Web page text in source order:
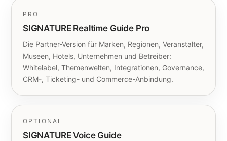
PRO
SIGNATURE Realtime Guide Pro
Die Partner-Version für Marken, Regionen, Veranstalter,
Museen, Hotels, Unternehmen und Betreiber:
Whitelabel, Themenwelten, Integrationen, Governance,
CRM-, Ticketing- und Commerce-Anbindung.
OPTIONAL
SIGNATURE Voice Guide